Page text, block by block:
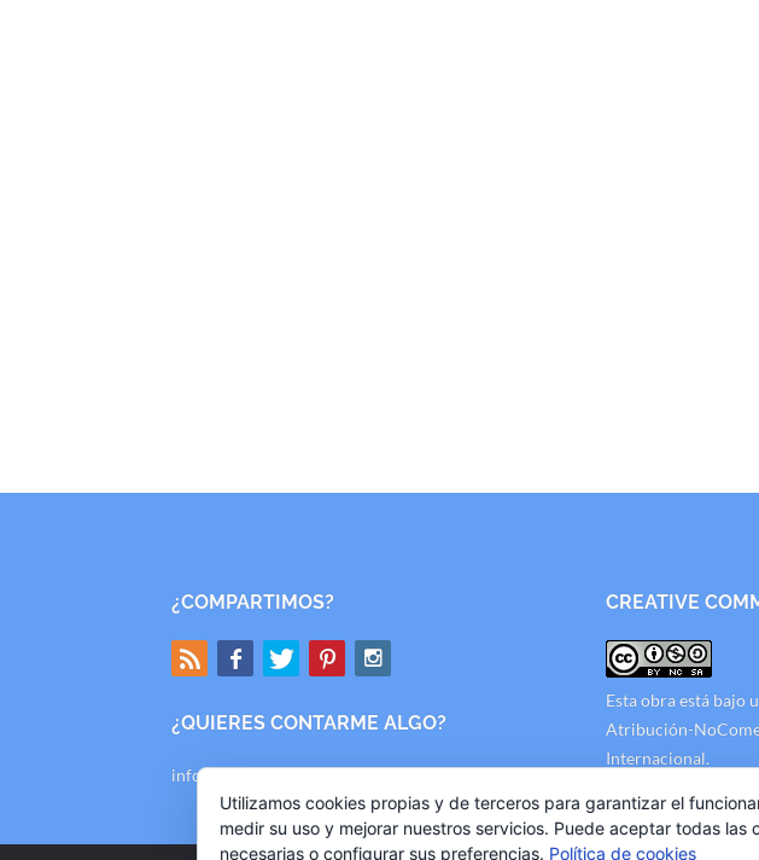
¿COMPARTIMOS?
¿QUIERES CONTARME ALGO?
info@mishallazgos.com
CREATIVE
Esta obra está bajo
Atribución-
Internacional.
Utilizamos cookies propias y de terceros para garantizar el
medir su uso y mejorar nuestros servicios. Puede aceptar todas las
necesarias o configurar sus preferencias. Política de cookies